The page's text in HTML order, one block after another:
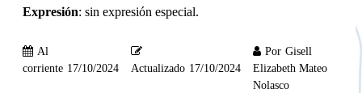
Expresión: sin expresión especial.
Al
corriente 17/10/2024 Actualizado 17/10/2024
Por Gisell
Elizabeth Mateo
Nolasco